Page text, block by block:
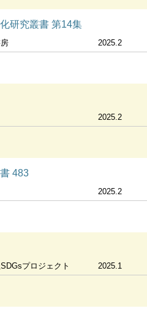
研究叢書 第14集
2025.2
2025.2
483
2025.2
プロジェクト 2025.1